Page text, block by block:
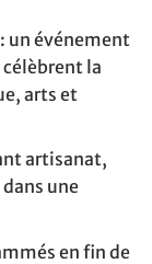
: un événement
la
arts et
artisanat,
une
en fin de